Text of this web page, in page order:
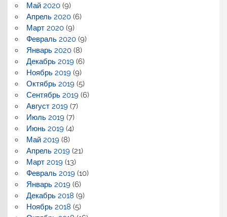
Май 2020(9)
Апрель 2020(6)
Март 2020(9)
Февраль 2020(9)
Январь 2020(8)
Декабрь 2019(6)
Ноябрь 2019(9)
Октябрь 2019(5)
Сентябрь 2019(6)
Август 2019(7)
Июль 2019(7)
Июнь 2019(4)
Май 2019(8)
Апрель 2019(21)
Март 2019(13)
Февраль 2019(10)
Январь 2019(6)
Декабрь 2018 (9)
Ноябрь 2018 (5)